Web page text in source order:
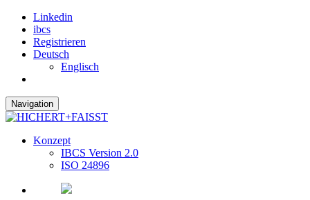
Linkedin
ibcs
Registrieren
Deutsch
Englisch
Navigation
Konzept
IBCS Version 2.0
ISO 24896